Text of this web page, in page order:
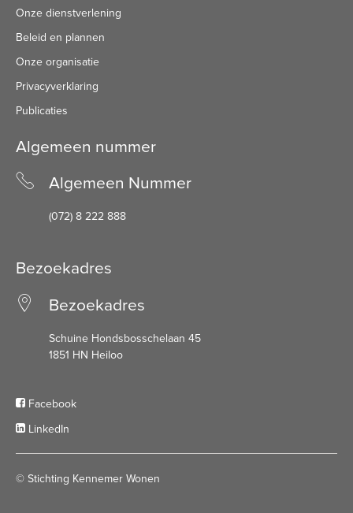
Onze dienstverlening
Beleid en plannen
Onze organisatie
Privacyverklaring
Publicaties
Algemeen nummer
Algemeen Nummer
(072) 8 222 888
Bezoekadres
Bezoekadres
Schuine Hondsbosschelaan 45
1851 HN Heiloo
Facebook
LinkedIn
© Stichting Kennemer Wonen